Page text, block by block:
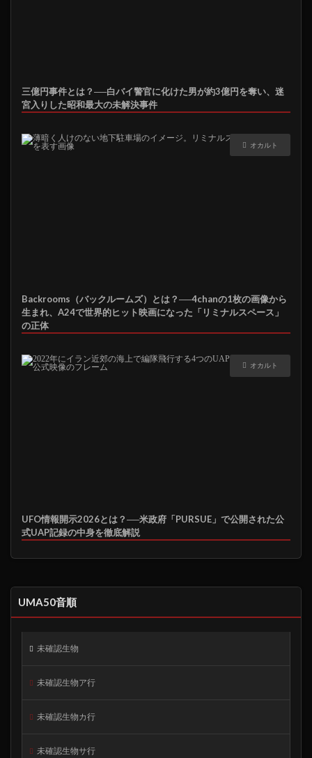
三億円事件とは？──白バイ警官に化けた男が約3億円を奪い、迷
宮入りした昭和最大の未解決事件
オカルト
Backrooms（バックルームズ）とは？──4chanの1枚の画像から
生まれ、A24で世界的ヒット映画になった「リミナルスペース」
の正体
オカルト
UFO情報開示2026とは？──米政府「PURSUE」で公開された公
式UAP記録の中身を徹底解説
UMA50音順
未確認生物
未確認生物ア行
未確認生物カ行
未確認生物サ行